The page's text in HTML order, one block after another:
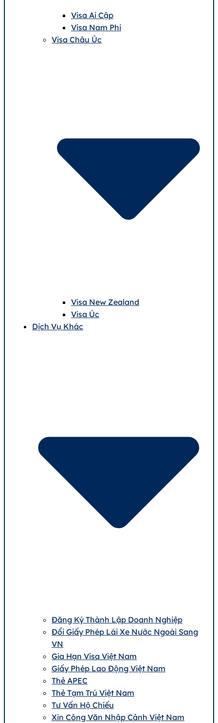
Visa Ai Cập
Visa Nam Phi
Visa Châu Úc
Visa New Zealand
Visa Úc
Dịch Vụ Khác
Đăng Ký Thành Lập Doanh Nghiệp
Đổi Giấy Phép Lái Xe Nước Ngoài Sang
VN
Gia Hạn Visa Việt Nam
Giấy Phép Lao Động Việt Nam
Thẻ APEC
Thẻ Tạm Trú Việt Nam
Tư Vấn Hộ Chiếu
Xin Công Văn Nhập Cảnh Việt Nam